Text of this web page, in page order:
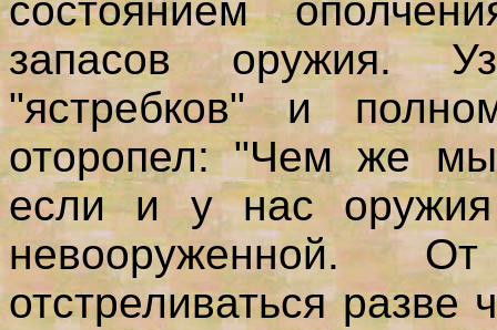
состоянием
запасов оружия.
"ястребков" и
оторопел: "Чем же
если и у нас оружия
невооруженной.
отстреливаться разве